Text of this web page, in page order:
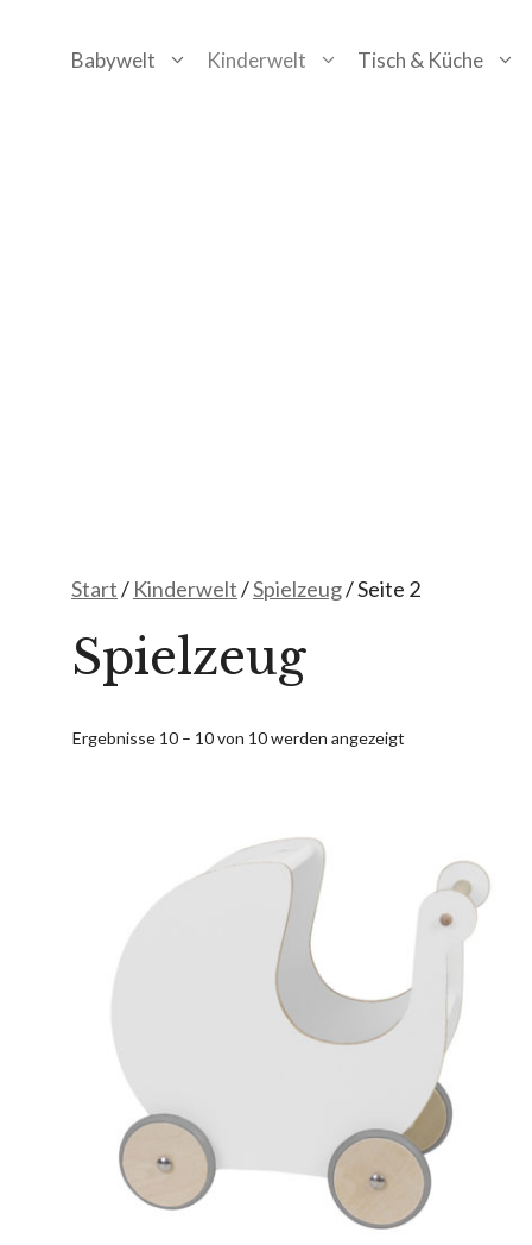
ZumBabywelt Kinderwelt Tisch & Küche
Start/ Kinderwelt/Spielzeug/ Seite 2
Spielzeug
Ergebnisse 10 – 10 von 10 werden angezeigt